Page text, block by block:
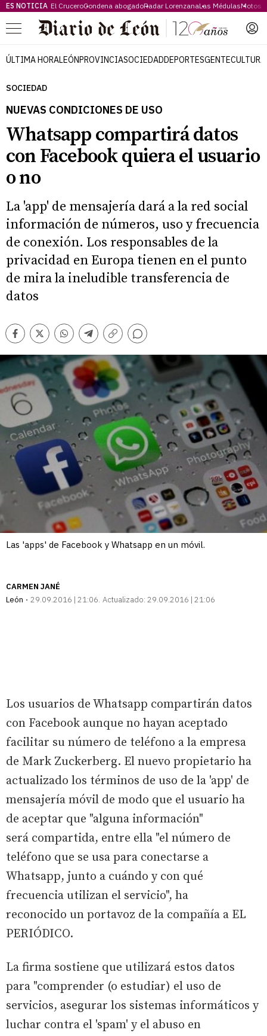
ES NOTICIA El CruceroCondena abogadoRadar LorenzanaLas MédulasMotos
Menú
ÚLTIMA HORALEÓNPROVINCIASOCIEDADDEPORTESGENTECULTURA
SOCIEDAD
NUEVAS CONDICIONES DE USO
Whatsapp compartirá datos
con Facebook quiera el usuario
o no
La 'app' de mensajería dará a la red social
información de números, uso y frecuencia
de conexión. Los responsables de la
privacidad en Europa tienen en el punto
de mira la ineludible transferencia de
datos
Facebook
TwitterWhatsappTelegram
Copiar
Comentarios
Las 'apps' de Facebook y Whatsapp en un móvil.
CARMEN JANÉ
León
29.09.2016 | 21:06 Actualizado: 29.09.2016 | 21:06
Los usuarios de Whatsapp compartirán datos
con Facebook aunque no hayan aceptado
facilitar su número de teléfono a la empresa
de Mark Zuckerberg. El nuevo propietario ha
actualizado los términos de uso de la 'app' de
mensajería móvil de modo que el usuario ha
de aceptar que "alguna información"
será compartida, entre ella "el número de
teléfono que se usa para conectarse a
Whatsapp, junto a cuándo y con qué
frecuencia utilizan el servicio", ha
reconocido un portavoz de la compañía a EL
PERIÓDICO.
La firma sostiene que utilizará estos datos
para "comprender (o estudiar) el uso de
servicios, asegurar los sistemas informáticos y
luchar contra el 'spam' y el abuso en